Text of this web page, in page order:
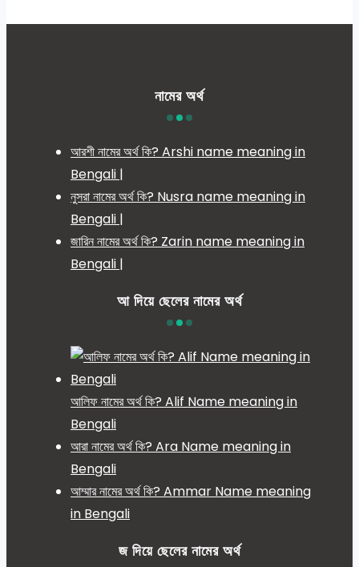
নামের অর্থ
আরশী নামের অর্থ কি? Arshi name meaning in
Bengali |
নুসরা নামের অর্থ কি? Nusra name meaning in
Bengali |
জারিন নামের অর্থ কি? Zarin name meaning in
Bengali |
আ দিয়ে ছেলের নামের অর্থ
আলিফ নামের অর্থ কি? Alif Name meaning in
Bengali
আরা নামের অর্থ কি? Ara Name meaning in
Bengali
আম্মার নামের অর্থ কি? Ammar Name meaning
in Bengali
জ দিয়ে ছেলের নামের অর্থ